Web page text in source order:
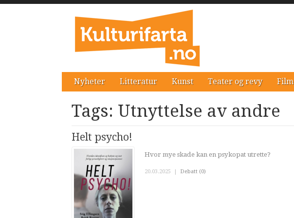
Nyheter Litteratur Kunst Teater og revy Film
Tags: Utnyttelse av andre
Helt psycho!
Hvor mye skade kan en psykopat utrette?
20.03.2025 | Debatt (0)